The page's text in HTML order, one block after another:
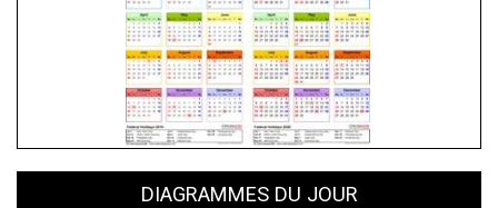
CD35
DIAGRAMMES DU JOUR